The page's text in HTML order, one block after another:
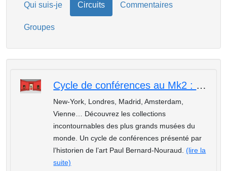
Qui suis-je Circuits Commentaires
Groupes
Cycle de conférences au Mk2 : Les plus beaux musées du monde: La Tate Modern de Londres
New-York, Londres, Madrid, Amsterdam,
Vienne… Découvrez les collections
incontournables des plus grands musées du
monde. Un cycle de conférences présenté par
l’historien de l’art Paul Bernard-Nouraud.(lire la
suite)